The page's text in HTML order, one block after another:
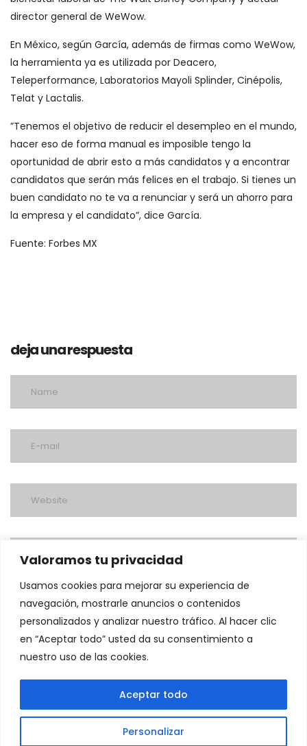
Valoramos tu privacidad
Usamos cookies para mejorar su experiencia de
navegación, mostrarle anuncios o contenidos
personalizados y analizar nuestro tráfico. Al hacer clic
en “Aceptar todo” usted da su consentimiento a
nuestro uso de las cookies.
Personalizar
Aceptar todo
director general de WeWow.
En México, según García, además de firmas como WeWow,
la herramienta ya es utilizada por Deacero,
Teleperformance, Laboratorios Mayoli Splinder, Cinépolis,
Telat y Lactalis.
”Tenemos el objetivo de reducir el desempleo en el mundo,
hacer eso de forma manual es imposible tengo la
oportunidad de abrir esto a más candidatos y a encontrar
candidatos que serán más felices en el trabajo. Si tienes un
buen candidato no te va a renunciar y será un ahorro para
la empresa y el candidato”, dice García.
Fuente: Forbes MX
deja una respuesta
post a comment